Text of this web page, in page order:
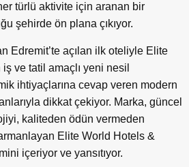
türlü aktivite için aranan bir
şehirde ön plana çıkıyor.
Edremit’te açılan ilk oteliyle Elite
ve tatil amaçlı yeni nesil
ihtiyaçlarına cevap veren modern
dikkat çekiyor. Marka, güncel
kaliteden ödün vermeden
Elite World Hotels &
içeriyor ve yansıtıyor.